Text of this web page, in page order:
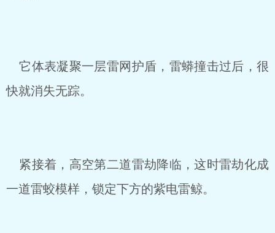
它体表凝聚一层雷网护盾，雷蟒撞击过后，很
快就消失无踪。
紧接着，高空第二道雷劫降临，这时雷劫化成
一道雷蛟模样，锁定下方的紫电雷鲸。